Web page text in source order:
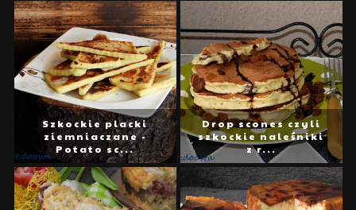
Szkockie placki
ziemniaczane -
Potato sc...
Drop scones czyli
szkockie naleśniki
z r...